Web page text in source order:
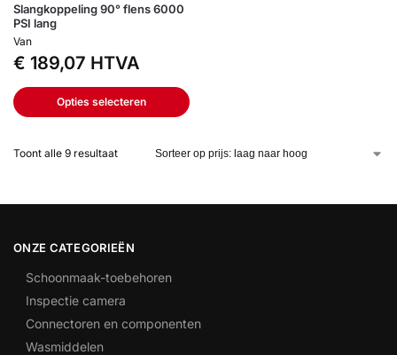
Slangkoppeling 90° flens 6000
PSI lang
Van
€ 189,07 HTVA
Opties selecteren
Toont alle 9 resultaat
ONZE CATEGORIEËN
Schoonmaak-toebehoren
Inspectie camera
Connectoren en componenten
Wasmiddelen